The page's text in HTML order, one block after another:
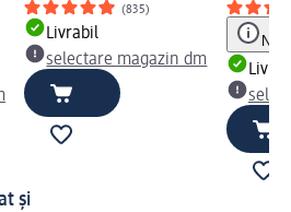
(835)
Livrabil
selectare magazin dm
Notă
și